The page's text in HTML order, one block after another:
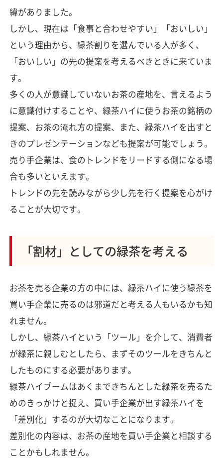
緯がありました。
しかし、現在は「食事と合わせやすい」「おいしい」
という理由から、緑茶割りを選んでいる人が多く、
「おいしい」の先の提案を考えるべきときに来ていま
す。
多くの人が意識していないお茶の産地を、言えるよう
に意識付けすることや、緑茶ハイに使うお茶の銘柄の
提案、お茶の淹れ方の提案、また、緑茶ハイを出すと
きのプレゼンテーションなども提案が可能でしょう。
売り手企業は、食のトレンドをリードする側になる場
合も多いといえます。
トレンドの先を読みながら少し先を行く提案を心がけ
ることが大切です。
「割材」としての緑茶を考える
お茶を売る企業の方の中には、緑茶ハイに使う緑茶を
買い手企業に売るのは邪道だと考える人もいるかも知
れません。
しかし、緑茶ハイという「ツール」を介して、消費者
が緑茶に親しむとしたら、まずそのツールをきちんと
したものにする必要があります。
緑茶ハイブームはあくまできちんとした緑茶を売るた
めのきっかけと捉え、買い手企業が出す緑茶ハイを
「差別化」するのが大切なことになります。
差別化の内容は、お茶の産地を買い手企業と相談する
ことかもしれません。